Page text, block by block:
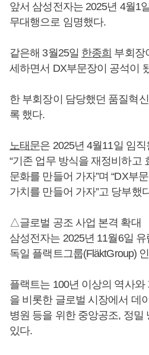
앞서 삼성전자는 2025년 4월1일
무대행으로 임명했다.
같은해 3월25일 한종희 부회장
세하면서 DX부문장이 공석이
한 부회장이 담당했던 품질혁
록 했다.
노태문은 2025년 4월11일 임
“기존 업무 방식을 재정비하고
문화를 만들어 가자”며 “DX부
가치를 만들어 가자”고 당부했
△글로벌 공조 사업 본격 확대
삼성전자는 2025년 11월6일
독일 플랙트그룹(FläktGroup)
플랙트는 100년 이상의 역사와
을 비롯한 글로벌 시장에서 데
병원 등을 위한 중앙공조, 정밀
있다.